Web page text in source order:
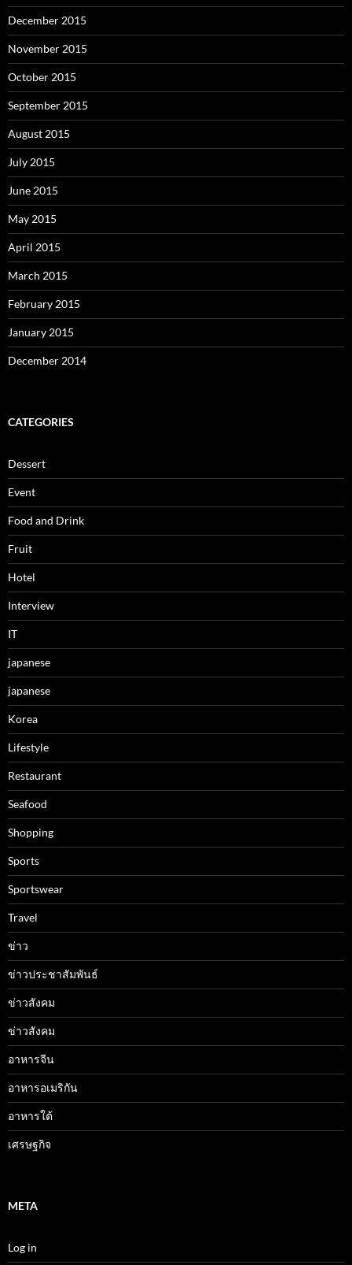
December 2015
November 2015
October 2015
September 2015
August 2015
July 2015
June 2015
May 2015
April 2015
March 2015
February 2015
January 2015
December 2014
CATEGORIES
Dessert
Event
Food and Drink
Fruit
Hotel
Interview
IT
japanese
japanese
Korea
Lifestyle
Restaurant
Seafood
Shopping
Sports
Sportswear
Travel
ข่าว
ข่าวประชาสัมพันธ์
ข่าวสังคม
ข่าวสังคม
อาหารจีน
อาหารอเมริกัน
อาหารใต้
เศรษฐกิจ
META
Log in